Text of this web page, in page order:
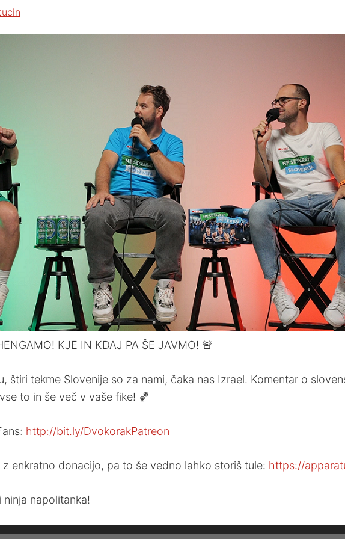
KJE IN KDAJ PA ŠE JAVMO! 🚨
štiri tekme Slovenije so za nami, čaka nas Izrael. Komentar o
to in še več v vaše fike! 🏀
http://bit.ly/DvokorakPatreon
enkratno donacijo, pa to še vedno lahko storiš tule: https://
napolitanka!